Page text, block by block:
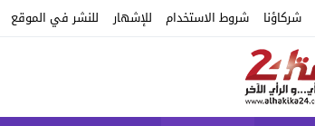
شركاؤنا شروط الاستخدام للإشهار للنشر في الموقع